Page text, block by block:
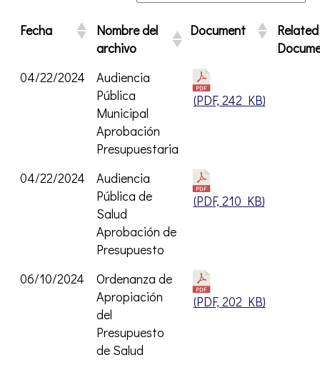
Fecha
Nombre del
archivo
Document
Related
04/22/2024
Audiencia
Pública
Municipal
Aprobación
Presupuestaria
(PDF, 242 KB)Opens
04/22/2024
Audiencia
Pública de
Salud
Aprobación de
Presupuesto
(PDF, 210 KB)Opens
06/10/2024
Ordenanza de
Apropiación
del
Presupuesto
de Salud
(PDF, 202 KB)Opens